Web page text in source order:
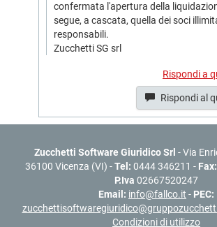
confermata l'apertura della
segue, a cascata, quella dei soci
responsabili.
Zucchetti SG srl
Rispondi a
Rispondi al
Zucchetti Software Giuridico Srl - Via
36100 Vicenza (VI) -Tel: 0444 346211 - Fax:
P.Iva 02667520247
Email: info@fallco.it - PEC:
Condizioni di utilizzo